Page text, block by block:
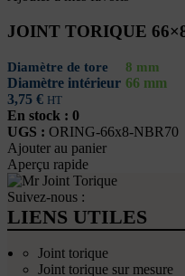
JOINT TORIQUE
Diamètre de tore 8 mm
Diamètre intérieur 66 mm
3,75 € HT
En stock : 0
UGS : ORING-66x8-NBR70
Ajouter au panier
Aperçu rapide
Suivez-nous :
LIENS UTILES
Joint torique
Joint torique sur mesure